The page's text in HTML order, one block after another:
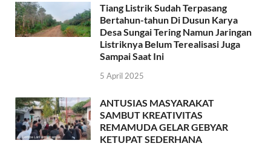
Tiang Listrik Sudah Terpasang
Bertahun-tahun Di Dusun Karya
Desa Sungai Tering Namun Jaringan
Listriknya Belum Terealisasi Juga
Sampai Saat Ini
5 April 2025
ANTUSIAS MASYARAKAT
SAMBUT KREATIVITAS
REMAMUDA GELAR GEBYAR
KETUPAT SEDERHANA